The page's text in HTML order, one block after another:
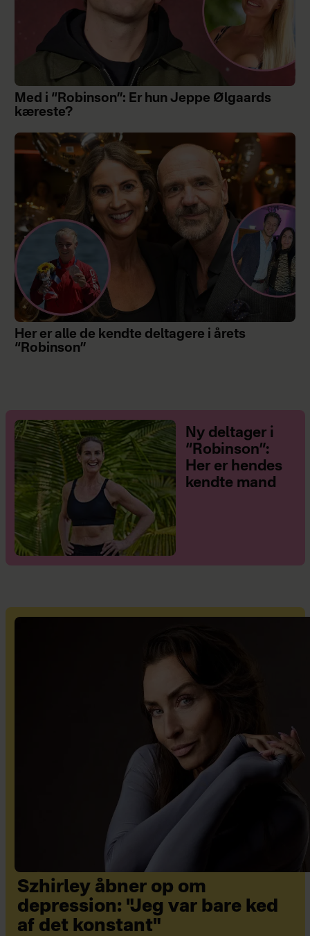
Med i “Robinson”: Er hun Jeppe Ølgaards
kæreste?
Her er alle de kendte deltagere i årets
“Robinson”
Ny deltager i
“Robinson”:
Her er hendes
kendte mand
Szhirley åbner op om
depression: "Jeg var bare ked
af det konstant"